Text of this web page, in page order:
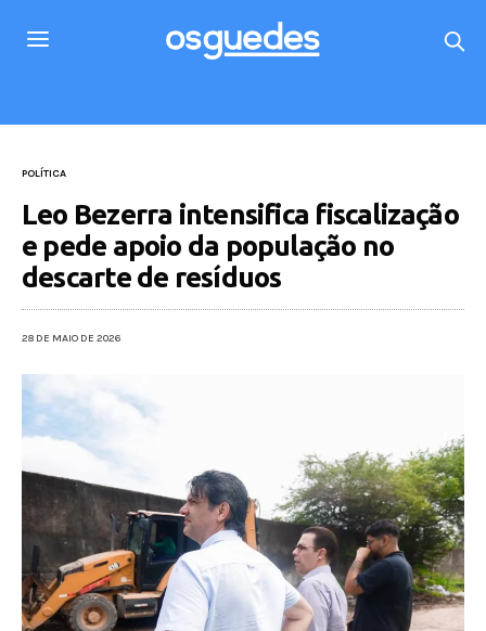
POLÍTICA
Leo Bezerra intensifica fiscalização
e pede apoio da população no
descarte de resíduos
28 DE MAIO DE 2026